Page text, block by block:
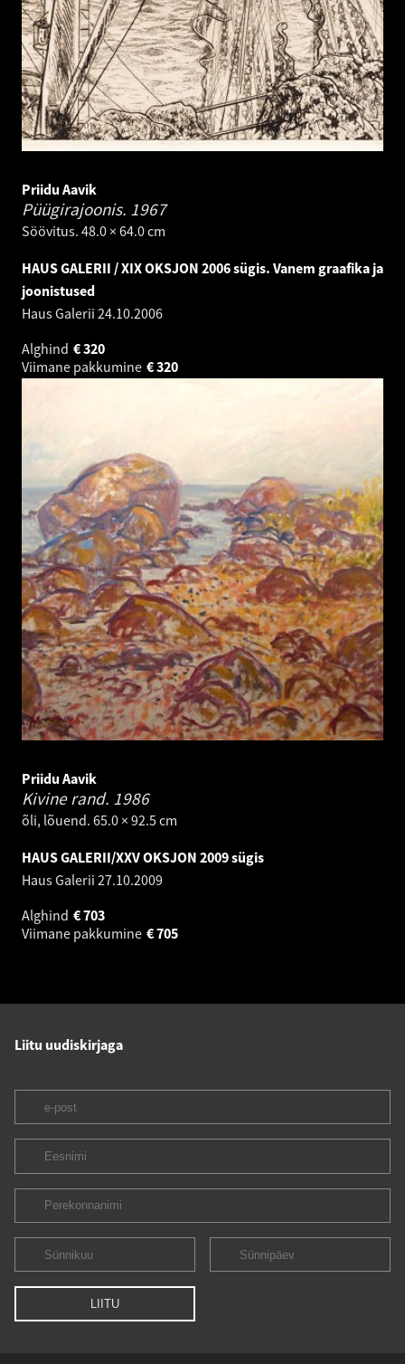
Priidu Aavik
Püügirajoonis. 1967
Söövitus. 48.0 × 64.0 cm
HAUS GALERII / XIX OKSJON 2006 sügis. Vanem graafika ja
joonistused
Haus Galerii 24.10.2006
Alghind
320
€
Viimane pakkumine
320
€
Priidu Aavik
Kivine rand. 1986
õli, lõuend. 65.0 × 92.5 cm
HAUS GALERII/XXV OKSJON 2009 sügis
Haus Galerii 27.10.2009
Alghind
703
€
Viimane pakkumine
705
€
Liitu uudiskirjaga